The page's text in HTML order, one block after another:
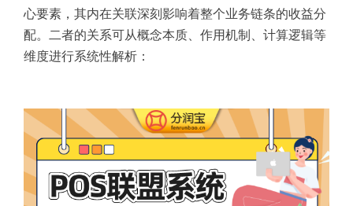
心要素，其内在关联深刻影响着整个业务链条的收益分
配。二者的关系可从概念本质、作用机制、计算逻辑等
维度进行系统性解析：